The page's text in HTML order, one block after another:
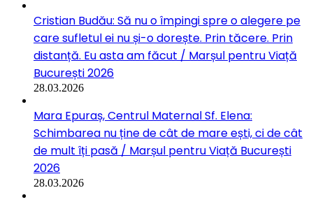
Cristian Budău: Să nu o împingi spre o alegere pe
care sufletul ei nu și-o dorește. Prin tăcere. Prin
distanță. Eu asta am făcut / Marșul pentru Viață
București 2026
28.03.2026
Mara Epuraș, Centrul Maternal Sf. Elena:
Schimbarea nu ține de cât de mare ești, ci de cât
de mult îți pasă / Marșul pentru Viață București
2026
28.03.2026